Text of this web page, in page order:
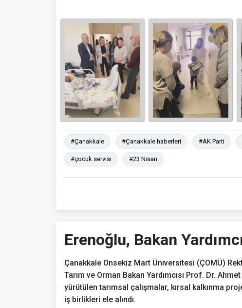
#Çanakkale #Çanakkale haberleri #AK Parti
#çocuk servisi #23 Nisan
Erenoğlu, Bakan
Çanakkale Onsekiz Mart Üniversitesi (ÇOMÜ)
Tarım ve Orman Bakan Yardımcısı Prof. Dr.
yürütülen tarımsal çalışmalar, kırsal kalkınma
iş birlikleri ele alındı.